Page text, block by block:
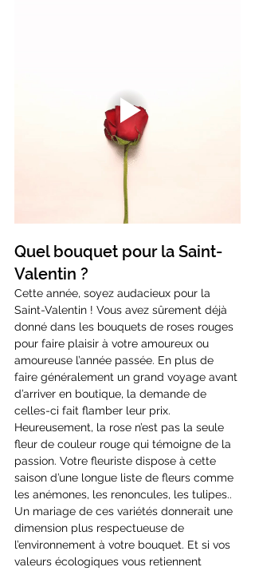
Quel bouquet pour la Saint-
Valentin ?
Cette année, soyez audacieux pour la
Saint-Valentin ! Vous avez sûrement déjà
donné dans les bouquets de roses rouges
pour faire plaisir à votre amoureux ou
amoureuse l’année passée. En plus de
faire généralement un grand voyage avant
d’arriver en boutique, la demande de
celles-ci fait flamber leur prix.
Heureusement, la rose n’est pas la seule
fleur de couleur rouge qui témoigne de la
passion. Votre fleuriste dispose à cette
saison d’une longue liste de fleurs comme
les anémones, les renoncules, les tulipes..
Un mariage de ces variétés donnerait une
dimension plus respectueuse de
l’environnement à votre bouquet. Et si vos
valeurs écologiques vous retiennent